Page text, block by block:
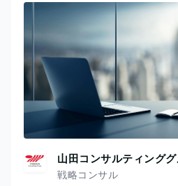
山田コンサルティング
戦略コンサル